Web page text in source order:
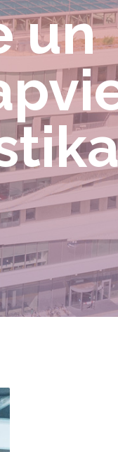
un